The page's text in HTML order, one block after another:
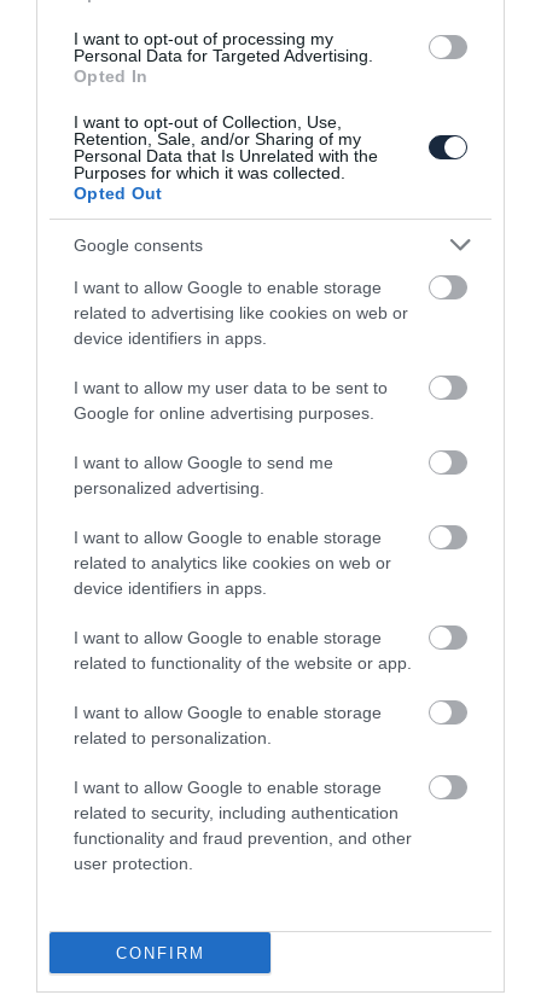
I want to opt-out of processing my
Personal Data for Targeted Advertising.
Opted In
I want to opt-out of Collection, Use,
Retention, Sale, and/or Sharing of my
Personal Data that Is Unrelated with the
Purposes for which it was collected.
Opted Out
Google consents
I want to allow Google to enable storage
related to advertising like cookies on web or
device identifiers in apps.
I want to allow my user data to be sent to
Google for online advertising purposes.
I want to allow Google to send me
personalized advertising.
I want to allow Google to enable storage
related to analytics like cookies on web or
device identifiers in apps.
I want to allow Google to enable storage
related to functionality of the website or app.
I want to allow Google to enable storage
related to personalization.
I want to allow Google to enable storage
related to security, including authentication
functionality and fraud prevention, and other
user protection.
CONFIRM
Gyárat bővít a Ferrari a villanyosítás
Megint a Le Mans legmagasabb
nem…
Még ebben a hónapban megérkezik az új